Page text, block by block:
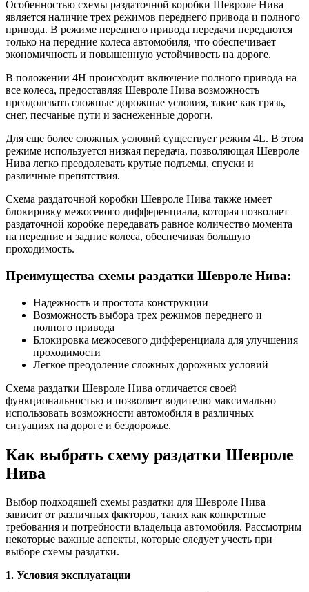
Особенностью схемы раздаточной коробки Шевроле Нива
является наличие трех режимов переднего привода и полного
привода. В режиме переднего привода передачи передаются
только на передние колеса автомобиля, что обеспечивает
экономичность и повышенную устойчивость на дороге.
В положении 4H происходит включение полного привода на
все колеса, предоставляя Шевроле Нива возможность
преодолевать сложные дорожные условия, такие как грязь,
снег, песчаные пути и заснеженные дороги.
Для еще более сложных условий существует режим 4L. В этом
режиме используется низкая передача, позволяющая Шевроле
Нива легко преодолевать крутые подъемы, спуски и
различные препятствия.
Схема раздаточной коробки Шевроле Нива также имеет
блокировку межосевого дифференциала, которая позволяет
раздаточной коробке передавать равное количество момента
на передние и задние колеса, обеспечивая большую
проходимость.
Преимущества схемы раздатки Шевроле Нива:
Надежность и простота конструкции
Возможность выбора трех режимов переднего и
полного привода
Блокировка межосевого дифференциала для улучшения
проходимости
Легкое преодоление сложных дорожных условий
Схема раздатки Шевроле Нива отличается своей
функциональностью и позволяет водителю максимально
использовать возможности автомобиля в различных
ситуациях на дороге и бездорожье.
Как выбрать схему раздатки Шевроле
Нива
Выбор подходящей схемы раздатки для Шевроле Нива
зависит от различных факторов, таких как конкретные
требования и потребности владельца автомобиля. Рассмотрим
некоторые важные аспекты, которые следует учесть при
выборе схемы раздатки.
1. Условия эксплуатации